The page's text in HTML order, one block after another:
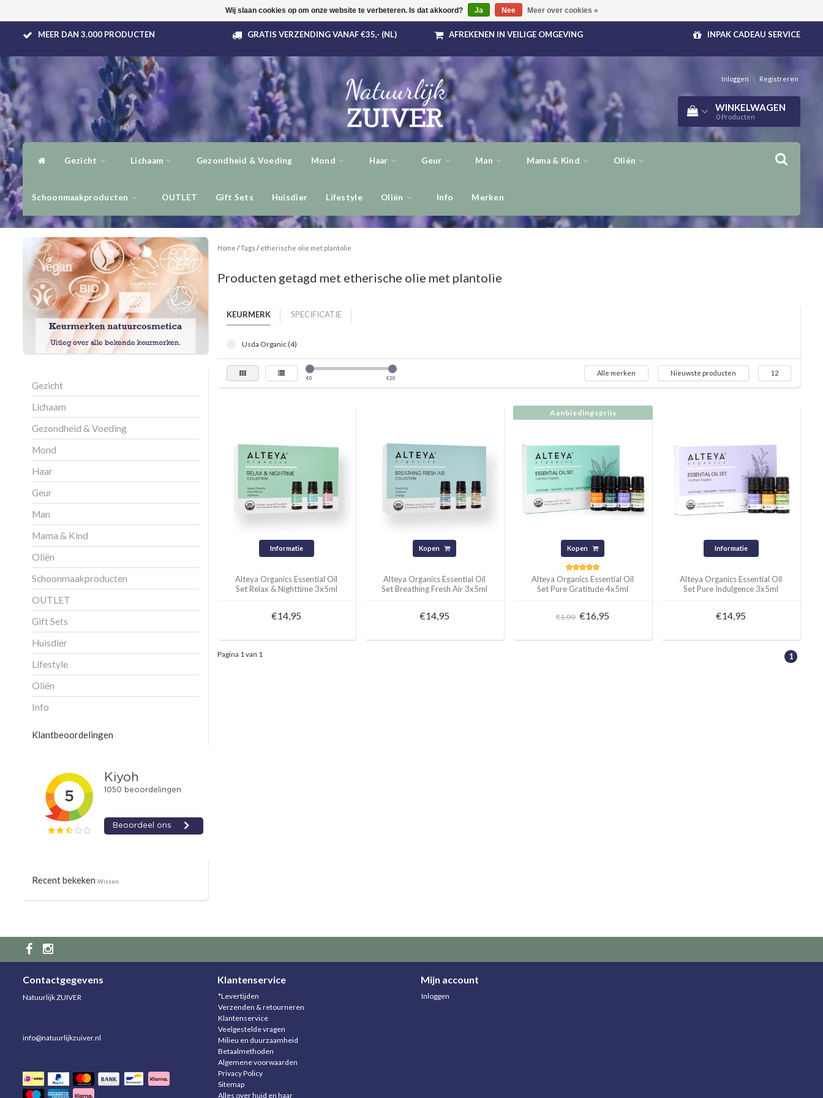
MEER DAN 3.000 PRODUCTEN GRATIS VERZENDING VANAF €35,- (NL) AFREKENEN IN VEILIGE OMGEVING INPAK CADEAU SERVICE
Inloggen | Registreren
WINKELWAGEN
0 Producten
Gezicht Lichaam Gezondheid & Voeding Mond Haar Geur Man Mama & Kind Oliën
Schoonmaakproducten OUTLET Gift Sets Huisdier Lifestyle Oliën Info Merken
Gezicht
Lichaam
Gezondheid & Voeding
Mond
Haar
Geur
Man
Mama & Kind
Oliën
Schoonmaakproducten
OUTLET
Gift Sets
Huisdier
Lifestyle
Oliën
Info
Klantbeoordelingen
Recent bekeken Wissen
Home /Tags / etherische olie met plantolie
Producten getagd met etherische olie met plantolie
KEURMERK SPECIFICATIE
Usda Organic (4)
€0 €20
Alle merken Nieuwste producten 12
Informatie
Alteya Organics Essential Oil
Set Relax & Nighttime 3x5ml
€14,95
Kopen
Alteya Organics Essential Oil
Set Breathing Fresh Air 3x5ml
€14,95
Aanbiedingsprijs
Kopen
Alteya Organics Essential Oil
Set Pure Gratitude 4x5ml
€1,00 €16,95
Informatie
Alteya Organics Essential Oil
Set Pure Indulgence 3x5ml
€14,95
Pagina 1 van 1 1
Contactgegevens
Natuurlijk ZUIVER
info@natuurlijkzuiver.nl
Klantenservice
*Levertijden
Verzenden & retourneren
Klantenservice
Veelgestelde vragen
Milieu en duurzaamheid
Betaalmethoden
Algemene voorwaarden
Privacy Policy
Sitemap
Alles over huid en haar
Mijn account
Inloggen
Wij slaan cookies op om onze website te verbeteren. Is dat akkoord? Ja Nee Meer over cookies »